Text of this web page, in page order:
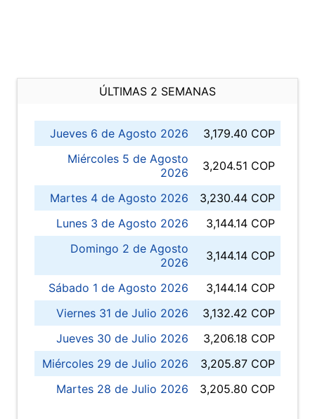
ÚLTIMAS 2 SEMANAS
Jueves 6 de Agosto 2026
3,179.40 COP
Miércoles 5 de Agosto
2026
3,204.51 COP
Martes 4 de Agosto 2026
3,230.44 COP
Lunes 3 de Agosto 2026
3,144.14 COP
Domingo 2 de Agosto
2026
3,144.14 COP
Sábado 1 de Agosto 2026
3,144.14 COP
Viernes 31 de Julio 2026
3,132.42 COP
Jueves 30 de Julio 2026
3,206.18 COP
Miércoles 29 de Julio 2026
3,205.87 COP
Martes 28 de Julio 2026
3,205.80 COP